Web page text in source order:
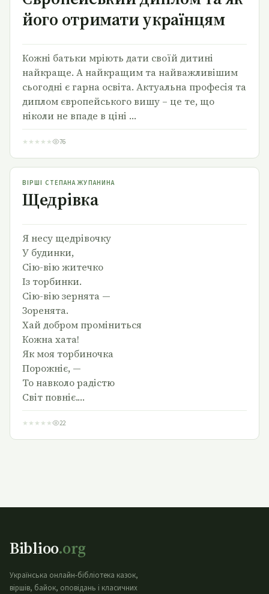
його отримати українцям
Кожні батьки мріють дати своїй дитині
найкраще. А найкращим та найважливішим
сьогодні є гарна освіта. Актуальна професія та
диплом європейського вишу – це те, що
ніколи не впаде в ціні …
★ ★ ★ ★ ★ 76
Щедрівка
ВІРШІ СТЕПАНА ЖУПАНИНА
Щедрівка
Я несу щедрівочку
У будинки,
Сію-вію житечко
Із торбинки.
Сію-вію зернята —
Зоренята.
Хай добром проміниться
Кожна хата!
Як моя торбиночка
Порожніє, —
То навколо радістю
Світ повніє.…
★ ★ ★ ★ ★ 22
Biblioo.org
Українська онлайн-бібліотека казок,
віршів, байок, оповідань і класичних